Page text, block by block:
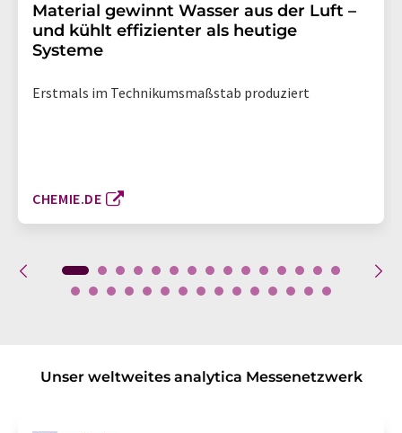
Material gewinnt Wasser aus der Luft –
und kühlt effizienter als heutige
Systeme
Erstmals im Technikumsmaßstab produziert
CHEMIE.DE
Unser weltweites analytica Messenetzwerk